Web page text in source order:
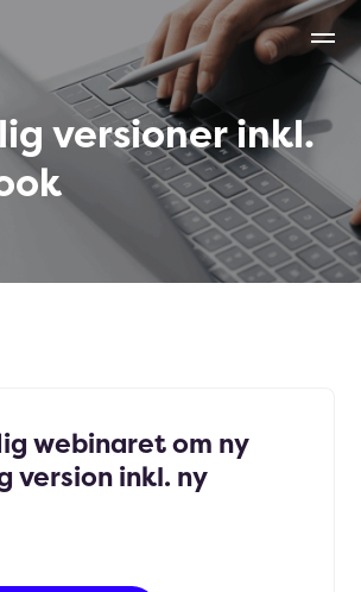
versioner inkl.
webinaret om ny
version inkl. ny